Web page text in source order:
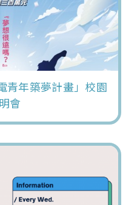
青年築夢計畫」校園
會